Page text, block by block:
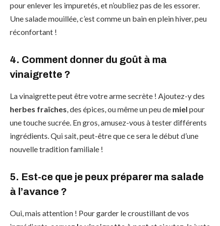
pour enlever les impuretés, et n’oubliez pas de les essorer.
Une salade mouillée, c’est comme un bain en plein hiver, peu
réconfortant !
4. Comment donner du goût à ma
vinaigrette ?
La vinaigrette peut être votre arme secrète ! Ajoutez-y des
herbes fraîches, des épices, ou même un peu de miel pour
une touche sucrée. En gros, amusez-vous à tester différents
ingrédients. Qui sait, peut-être que ce sera le début d’une
nouvelle tradition familiale !
5. Est-ce que je peux préparer ma salade
à l’avance ?
Oui, mais attention ! Pour garder le croustillant de vos